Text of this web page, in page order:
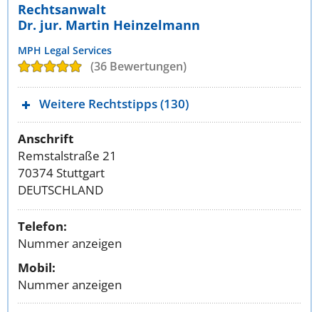
Rechtsanwalt
Dr. jur. Martin Heinzelmann
MPH Legal Services
(36 Bewertungen)
Weitere Rechtstipps (130)
Anschrift
Remstalstraße 21
70374 Stuttgart
DEUTSCHLAND
Telefon:
Nummer anzeigen
Mobil:
Nummer anzeigen